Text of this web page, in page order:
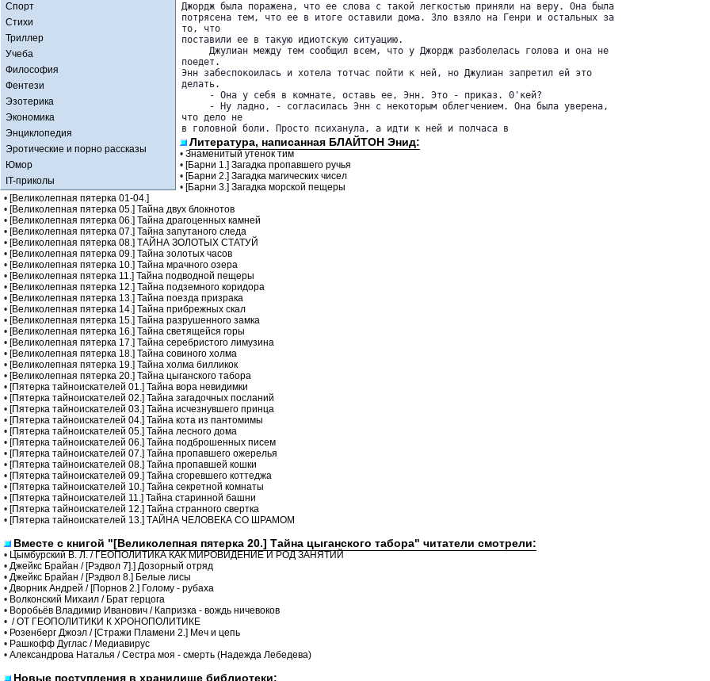
Спорт
Стихи
Триллер
Учеба
Философия
Фентези
Эзотерика
Экономика
Энциклопедия
Эротические и порно рассказы
Юмор
IT-приколы
Джордж была поражена, что ее слова с такой легкостью приняли на веру. Она была
потрясена тем, что ее в итоге оставили дома. Зло взяло на Генри и остальных за
то, что
поставили ее в такую идиотскую ситуацию.
     Джулиан между тем сообщил всем, что у Джордж разболелась голова и она не
поедет.
Энн забеспокоилась и хотела тотчас пойти к ней, но Джулиан запретил ей это
делать.
     - Она у себя в комнате, оставь ее, Энн. Это - приказ. 0'кей?
     - Ну ладно, - согласилась Энн с некоторым облегчением. Она была уверена,
что дело не
в головной боли. Просто психанула, а идти к ней и полчаса в
Литература, написанная БЛАЙТОН Энид:
• Знаменитый утенок тим
• [Барни 1.] Загадка пропавшего ручья
• [Барни 2.] Загадка магических чисел
• [Барни 3.] Загадка морской пещеры
• [Великолепная пятерка 01-04.]
• [Великолепная пятерка 05.] Тайна двух блокнотов
• [Великолепная пятерка 06.] Тайна драгоценных камней
• [Великолепная пятерка 07.] Тайна запутаного следа
• [Великолепная пятерка 08.] ТАЙНА ЗОЛОТЫХ СТАТУЙ
• [Великолепная пятерка 09.] Тайна золотых часов
• [Великолепная пятерка 10.] Тайна мрачного озера
• [Великолепная пятерка 11.] Тайна подводной пещеры
• [Великолепная пятерка 12.] Тайна подземного коридора
• [Великолепная пятерка 13.] Тайна поезда призрака
• [Великолепная пятерка 14.] Тайна прибрежных скал
• [Великолепная пятерка 15.] Тайна разрушенного замка
• [Великолепная пятерка 16.] Тайна светящейся горы
• [Великолепная пятерка 17.] Тайна серебристого лимузина
• [Великолепная пятерка 18.] Тайна совиного холма
• [Великолепная пятерка 19.] Тайна холма билликок
• [Великолепная пятерка 20.] Тайна цыганского табора
• [Пятерка тайноискателей 01.] Тайна вора невидимки
• [Пятерка тайноискателей 02.] Тайна загадочных посланий
• [Пятерка тайноискателей 03.] Тайна исчезнувшего принца
• [Пятерка тайноискателей 04.] Тайна кота из пантомимы
• [Пятерка тайноискателей 05.] Тайна лесного дома
• [Пятерка тайноискателей 06.] Тайна подброшенных писем
• [Пятерка тайноискателей 07.] Тайна пропавшего ожерелья
• [Пятерка тайноискателей 08.] Тайна пропавшей кошки
• [Пятерка тайноискателей 09.] Тайна сгоревшего коттеджа
• [Пятерка тайноискателей 10.] Тайна секретной комнаты
• [Пятерка тайноискателей 11.] Тайна старинной башни
• [Пятерка тайноискателей 12.] Тайна странного свертка
• [Пятерка тайноискателей 13.] ТАЙНА ЧЕЛОВЕКА СО ШРАМОМ
Вместе с книгой "[Великолепная пятерка 20.] Тайна цыганского табора" читатели смотрели:
• Цымбурский В. Л. / ГЕОПОЛИТИКА КАК МИРОВИДЕНИЕ И РОД ЗАНЯТИЙ
• Джейкс Брайан / [Рэдвол 7].] Дозорный отряд
• Джейкс Брайан / [Рэдвол 8.] Белые лисы
• Дворник Андрей / [Порнов 2.] Голому - рубаха
• Волконский Михаил / Брат герцога
• Воробьёв Владимир Иванович / Капризка - вождь ничевоков
• / ОТ ГЕОПОЛИТИКИ К ХРОНОПОЛИТИКЕ
• Розенберг Джоэл / [Стражи Пламени 2.] Меч и цепь
• Рашкофф Дуглас / Медиавирус
• Александрова Наталья / Сестра моя - смерть (Надежда Лебедева)
Новые поступления в хранилище библиотеки: